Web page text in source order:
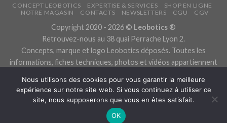
CONCEPT LEOBOTICS EXPERTISE & SERVICES
SHOP EN LIGNE
NOTRE MAGASIN
CONTACTS NEWSLETTERS CGU CGV
Copyright 2020 - 2026 © Leobotics ®
Retrouvez-nous au 38 quai Perrache Lyon 2.
Concepts, marque et logo Leobotics déposés. Toutes les
informations, fiches techniques, photos et vidéos appartiennent
Les traductions sont automatiques, veuillez nous excuser pour
les traductions erronées.
Politique de confidentialité.
Nous utilisons des cookies pour vous garantir la meilleure
expérience sur notre site web. Si vous continuez à utiliser ce
site, nous supposerons que vous en êtes satisfait.
OK